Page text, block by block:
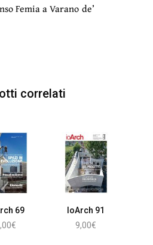
Femia a Varano de’
correlati
69
€
IoArch 91
9,00€